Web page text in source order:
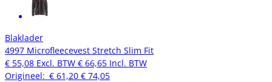
Blaklader
4997 Microfleecevest Stretch Slim Fit
€ 55,08 Excl. BTW € 66,65 Incl. BTW
Origineel: € 61,20 € 74,05